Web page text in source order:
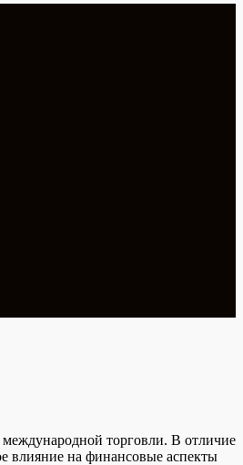
торговли. В отличие
влияние на финансовые аспекты